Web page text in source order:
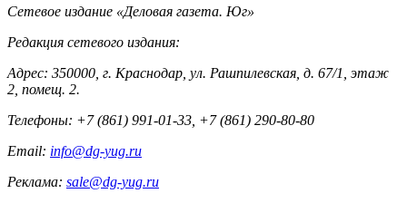
Контакты
Сетевое издание «Деловая газета. Юг»
Редакция сетевого издания:
Адрес: 350000, г. Краснодар, ул. Рашпилевская, д. 67/1, этаж
2, помещ. 2.
Телефоны: +7 (861) 991-01-33, +7 (861) 290-80-80
Email: info@dg-yug.ru
Реклама: sale@dg-yug.ru